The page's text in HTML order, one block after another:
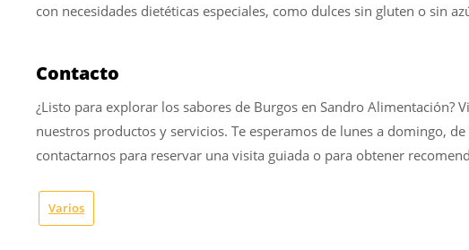
con necesidades dietéticas especiales, como dulces sin gluten o sin
Contacto
¿Listo para explorar los sabores de Burgos en Sandro
nuestros productos y servicios. Te esperamos de lunes a domingo,
contactarnos para reservar una visita guiada o para obtener
Varios